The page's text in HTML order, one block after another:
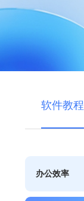
软件教程
办公效率